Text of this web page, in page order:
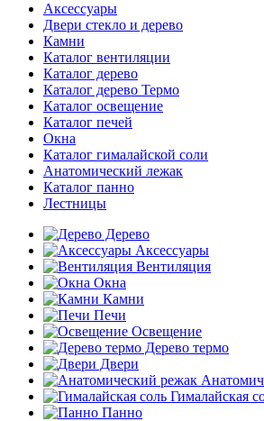
Аксессуары
Двери стекло и дерево
Камни
Каталог вентиляции
Каталог дерево
Каталог дерево Термо
Каталог освещение
Каталог печей
Окна
Каталог гималайской соли
Анатомический лежак
Каталог панно
Лестницы
Дерево
Аксессуары
Вентиляция
Окна
Камни
Печи
Освещение
Дерево термо
Двери
Гималайская
Панно